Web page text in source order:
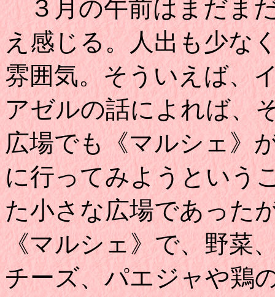
３月の午前はまだま
え感じる。人出も少な
雰囲気。そういえば、
アゼルの話によれば、
広場でも《マルシェ》
に行ってみようという
た小さな広場であった
《マルシェ》で、野菜
チーズ、パエジャや鶏